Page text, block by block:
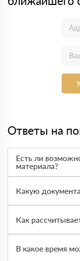
Ответы на
Есть ли
материала?
оплата по факту
доставленный
Вы вправе от него
Какую
сертификаты и
транспортную
Как
персональный
Далее он
В какое время